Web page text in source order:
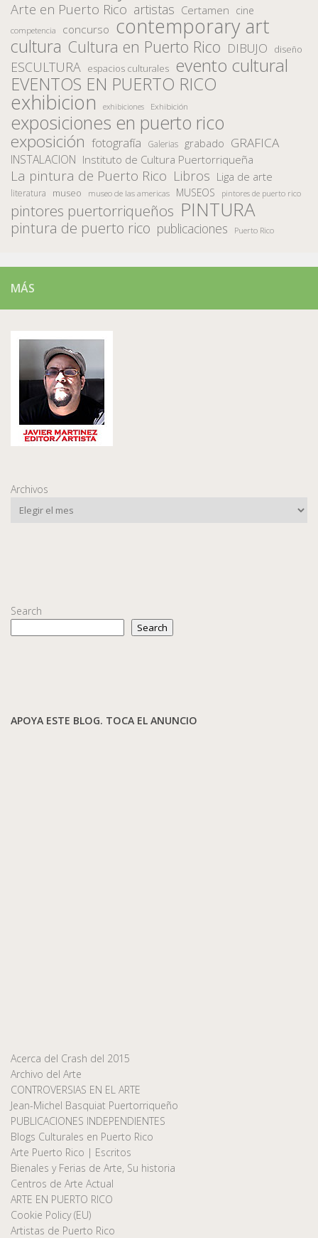
Arte en Puerto Rico artistas Certamen cine
competencia concurso contemporary art
cultura Cultura en Puerto Rico DIBUJO diseño
ESCULTURA espacios culturales evento cultural
EVENTOS EN PUERTO RICO
exhibicion exhibiciones Exhibición
exposiciones en puerto rico
exposición fotografía Galerias grabado GRAFICA
INSTALACION Instituto de Cultura Puertorriqueña
La pintura de Puerto Rico Libros Liga de arte
literatura museo museo de las americas MUSEOS pintores de puerto rico
pintores puertorriqueños PINTURA
pintura de puerto rico publicaciones Puerto Rico
MÁS
Archivos
Search
Search
APOYA ESTE BLOG. TOCA EL ANUNCIO
Acerca del Crash del 2015
Archivo del Arte
CONTROVERSIAS EN EL ARTE
Jean-Michel Basquiat Puertorriqueño
PUBLICACIONES INDEPENDIENTES
Blogs Culturales en Puerto Rico
Arte Puerto Rico | Escritos
Bienales y Ferias de Arte, Su historia
Centros de Arte Actual
ARTE EN PUERTO RICO
Cookie Policy (EU)
Artistas de Puerto Rico